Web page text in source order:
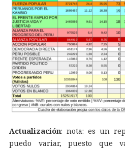
Actualización: nota: es un
puedo variar, puesto que